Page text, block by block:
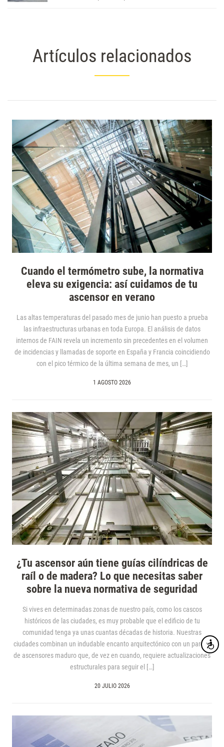
Artículos relacionados
Cuando el termómetro sube, la normativa
eleva su exigencia: así cuidamos de tu
ascensor en verano
Las altas temperaturas del pasado mes de junio han puesto a prueba
las infraestructuras urbanas en toda Europa. El análisis de datos
internos de FAIN revela un incremento sin precedentes en el volumen
de incidencias y llamadas de soporte en España y Francia coincidiendo
con el pico térmico de la última semana de mes, un […]
1 AGOSTO 2026
¿Tu ascensor aún tiene guías cilíndricas de
raíl o de madera? Lo que necesitas saber
sobre la nueva normativa de seguridad
Si vives en determinadas zonas de nuestro país, como los cascos
históricos de las ciudades, es muy probable que el edificio de tu
comunidad tenga ya unas cuantas décadas de historia. Nuestras
ciudades combinan un indudable encanto arquitectónico con un parque
de ascensores maduro que, de vez en cuando, requiere actualizaciones
estructurales para seguir el […]
20 JULIO 2026